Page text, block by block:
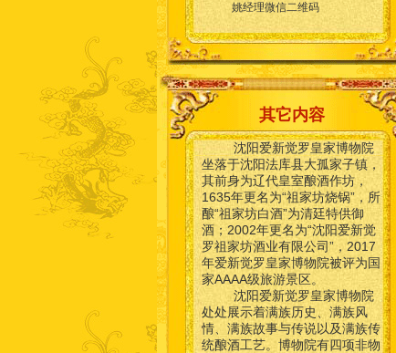
姚经理微信二维码
其它内容
沈阳爱新觉罗皇家博物院
坐落于沈阳法库县大孤家子镇，
其前身为辽代皇室酿酒作坊，
1635年更名为“祖家坊烧锅”，所
酿“祖家坊白酒”为清廷特供御
酒；2002年更名为“沈阳爱新觉
罗祖家坊酒业有限公司”，2017
年爱新觉罗皇家博物院被评为国
家AAAA级旅游景区。
沈阳爱新觉罗皇家博物院
处处展示着满族历史、满族风
情、满族故事与传说以及满族传
统酿酒工艺。博物院有四项非物